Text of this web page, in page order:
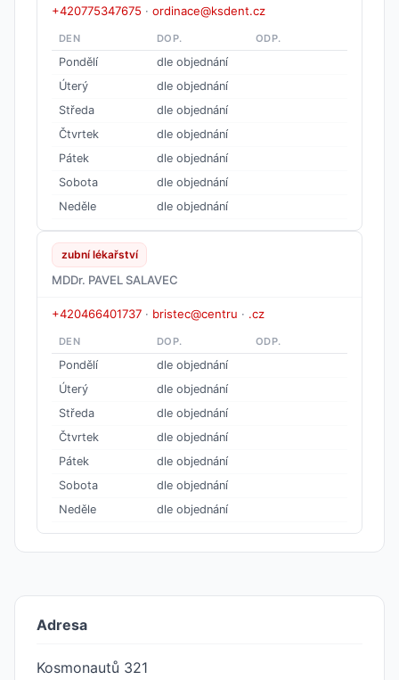
+420775347675 · ordinace@ksdent.cz
DEN DOP. ODP.
Pondělí
dle objednání
Úterý
dle objednání
Středa
dle objednání
Čtvrtek
dle objednání
Pátek
dle objednání
Sobota
dle objednání
Neděle
dle objednání
zubní lékařství
MDDr. PAVEL SALAVEC
+420466401737 · bristec@centru · .cz
DEN DOP. ODP.
Pondělí
dle objednání
Úterý
dle objednání
Středa
dle objednání
Čtvrtek
dle objednání
Pátek
dle objednání
Sobota
dle objednání
Neděle
dle objednání
Adresa
Kosmonautů 321